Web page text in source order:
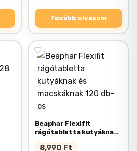
Tovább olvasom
Beaphar Flexifit
rágótabletta kutyáknak
és macskáknak 120 db-os
8,990 Ft